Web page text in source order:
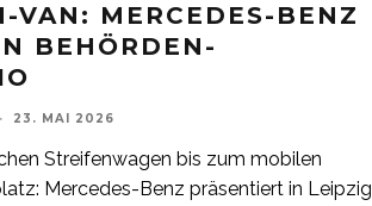
VAN: MERCEDES-BENZ
BEHÖRDEN-
· 23. MAI 2026
Streifenwagen bis zum mobilen
Mercedes-Benz präsentiert in Leipzig